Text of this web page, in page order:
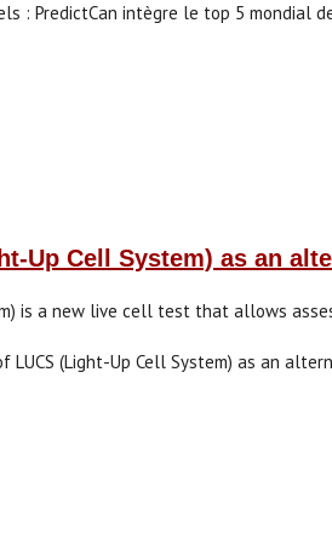
: PredictCan intègre le top 5 mondial
Up Cell System) as an
is a new live cell test that allows
LUCS (Light-Up Cell System) as an